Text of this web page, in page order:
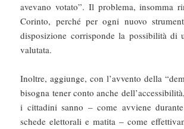
avevano votato”. Il problema, insomma
Corinto, perché per ogni nuovo
disposizione corrisponde la possibilità di
valutata.
Inoltre, aggiunge, con l’avvento della
bisogna tener conto anche
i cittadini sanno – come avviene
schede elettorali e matita – come